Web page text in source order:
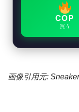
COP
買う
画像引用元: